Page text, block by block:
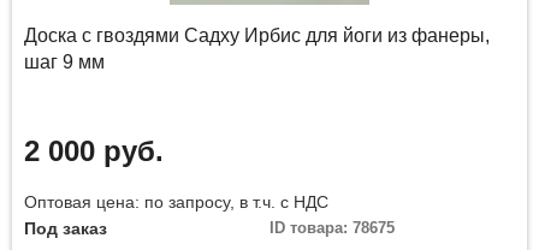
Доска с гвоздями Садху Ирбис для йоги из фанеры,
шаг 9 мм
2 000 руб.
Оптовая цена: по запросу, в т.ч. с НДС
Под заказ
ID товара: 78675